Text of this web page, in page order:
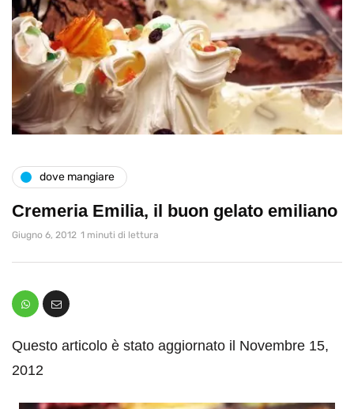
dove mangiare
Cremeria Emilia, il buon gelato emiliano
Giugno 6, 2012 1 minuti di lettura
Questo articolo è stato aggiornato il Novembre 15,
2012